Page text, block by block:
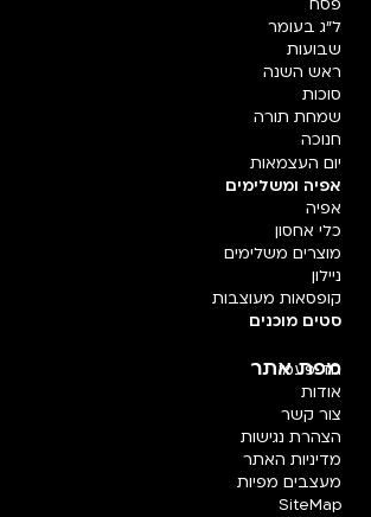
ל"ג בעומר
שבועות
ראש השנה
סוכות
שמחת תורה
חנוכה
יום העצמאות
אפיה ומשלימים
אפיה
כלי אחסון
מוצרים משלימים
ניילון
קופסאות מעוצבות
סטים מוכנים
מפת אתר
חד פעמי
אודות
צור קשר
הצהרת נגישות
מדיניות האתר
מעצבים מפיות
SiteMap